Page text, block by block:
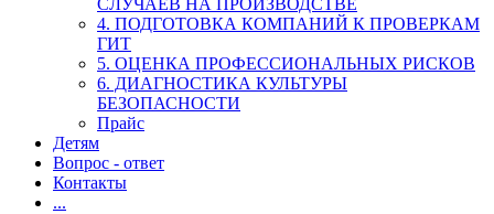
СЛУЧАЕВ НА ПРОИЗВОДСТВЕ
4. ПОДГОТОВКА КОМПАНИЙ К ПРОВЕРКАМ
ГИТ
5. ОЦЕНКА ПРОФЕССИОНАЛЬНЫХ РИСКОВ
6. ДИАГНОСТИКА КУЛЬТУРЫ
БЕЗОПАСНОСТИ
Прайс
Детям
Вопрос - ответ
Контакты
...